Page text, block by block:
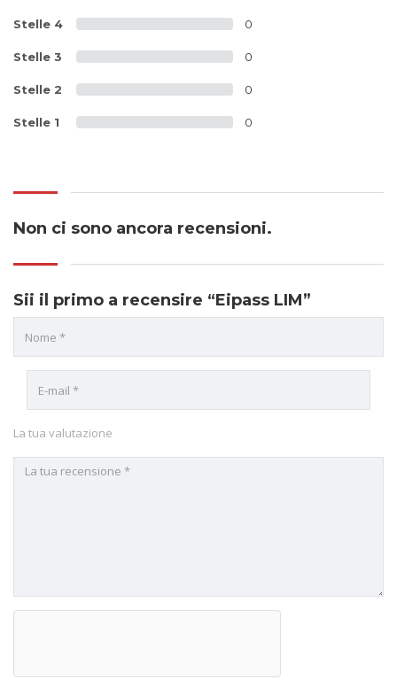
Stelle 4 0
Stelle 3 0
Stelle 2 0
Stelle 1 0
Non ci sono ancora recensioni.
Sii il primo a recensire “Eipass LIM”
La tua valutazione